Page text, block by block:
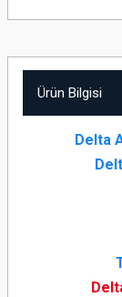
Ürün Bilgisi
Delta